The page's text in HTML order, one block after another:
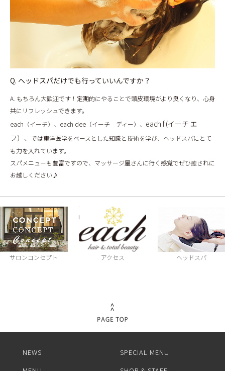
Q. ヘッドスパだけでも行っていいんですか？
A. もちろん大歓迎です！定期的にやることで頭皮環境がより良くなり、心身
共にリフレッシュできます。
each（イーチ）、each dee（イーチ ディー）、 each f.(イーチ エ
フ）、 では東洋医学をベースとした知識と技術を学び、ヘッドスパにとて
も力を入れています。
スパメニューも豊富ですので、マッサージ屋さんに行く感覚でぜひ癒されに
お越しください♪
サロンコンセプト アクセス ヘッドスパ
NEWS
SPECIAL MENU